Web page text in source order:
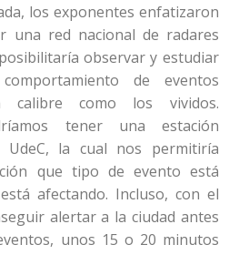
los exponentes enfatizaron
una red nacional de radares
observar y estudiar
de eventos
calibre como los vividos.
tener una estación
UdeC, la cual nos permitiría
que tipo de evento está
afectando. Incluso, con el
alertar a la ciudad antes
unos 15 o 20 minutos